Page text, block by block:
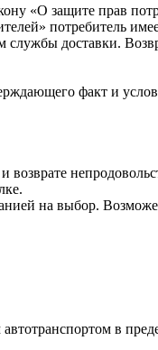
«О защите прав
потребитель
службы доставки.
факт и
на выбор.
автотранспортом в